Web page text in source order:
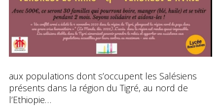
aux populations dont s’occupent les Salésiens
présents dans la région du Tigré, au nord de
l’Ethiopie…